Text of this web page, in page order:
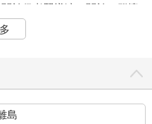
於侯孝賢導演，關於一群懷
特片場文化的珍貴紀錄。
充滿機會，卻也充滿不確定
戀戀風塵》，並受邀擔任音
名劇照攝影師，問我有無興
島